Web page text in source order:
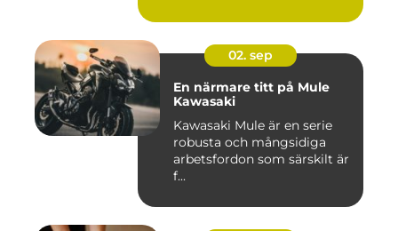
02. sep
En närmare titt på Mule
Kawasaki
Kawasaki Mule är en serie
robusta och mångsidiga
arbetsfordon som särskilt är
f...